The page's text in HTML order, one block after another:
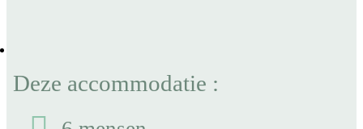
Deze accommodatie :